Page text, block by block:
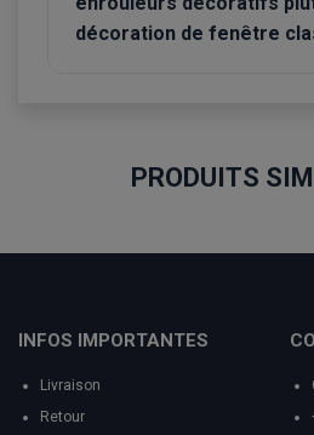
décoration de fenêtre
PRODUITS
INFOS IMPORTANTES
Livraison
Retour